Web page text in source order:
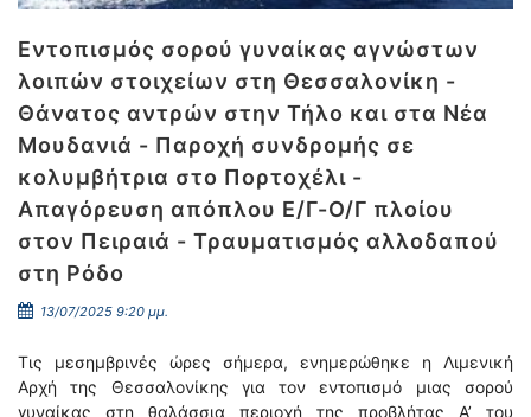
Εντοπισμός σορού γυναίκας αγνώστων
λοιπών στοιχείων στη Θεσσαλονίκη -
Θάνατος αντρών στην Τήλο και στα Νέα
Μουδανιά - Παροχή συνδρομής σε
κολυμβήτρια στο Πορτοχέλι -
Απαγόρευση απόπλου Ε/Γ-Ο/Γ πλοίου
στον Πειραιά - Τραυματισμός αλλοδαπού
στη Ρόδο
13/07/2025 9:20 μμ.
Τις μεσημβρινές ώρες σήμερα, ενημερώθηκε η Λιμενική
Αρχή της Θεσσαλονίκης για τον εντοπισμό μιας σορού
γυναίκας στη θαλάσσια περιοχή της προβλήτας Α’ του